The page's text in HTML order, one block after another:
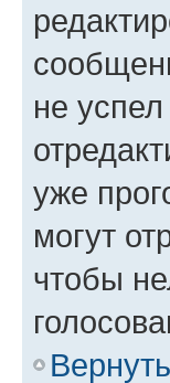
не
уже
могут
чтобы